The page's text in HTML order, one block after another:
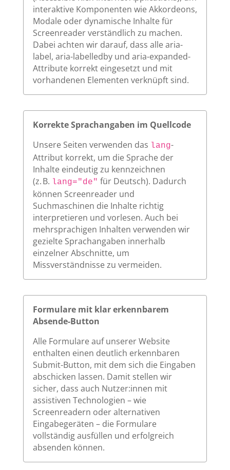
interaktive Komponenten wie Akkordeons,
Modale oder dynamische Inhalte für
Screenreader verständlich zu machen.
Dabei achten wir darauf, dass alle aria-
label, aria-labelledby und aria-expanded-
Attribute korrekt eingesetzt und mit
vorhandenen Elementen verknüpft sind.
Korrekte Sprachangaben im Quellcode
Unsere Seiten verwenden das lang-
Attribut korrekt, um die Sprache der
Inhalte eindeutig zu kennzeichnen
(z. B. lang="de" für Deutsch). Dadurch
können Screenreader und
Suchmaschinen die Inhalte richtig
interpretieren und vorlesen. Auch bei
mehrsprachigen Inhalten verwenden wir
gezielte Sprachangaben innerhalb
einzelner Abschnitte, um
Missverständnisse zu vermeiden.
Formulare mit klar erkennbarem
Absende-Button
Alle Formulare auf unserer Website
enthalten einen deutlich erkennbaren
Submit-Button, mit dem sich die Eingaben
abschicken lassen. Damit stellen wir
sicher, dass auch Nutzer:innen mit
assistiven Technologien – wie
Screenreadern oder alternativen
Eingabegeräten – die Formulare
vollständig ausfüllen und erfolgreich
absenden können.